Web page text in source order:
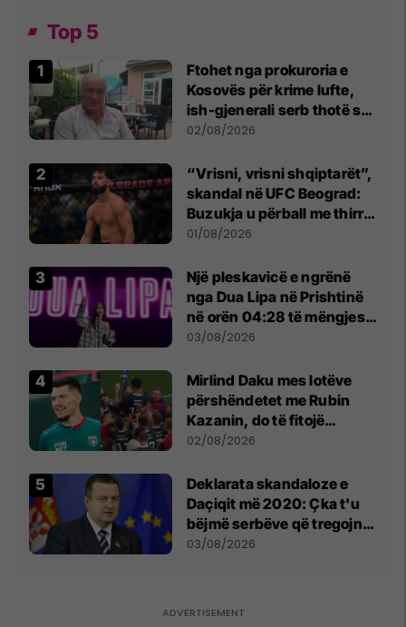
Top 5
Ftohet nga prokuroria e
Kosovës për krime lufte,
ish-gjenerali serb thotë se
dikush e tradhtoi në
02/08/2026
“Vrisni, vrisni shqiptarët”,
skandal në UFC Beograd:
Buzukja u përball me thirrje
anti-shqiptare nga
01/08/2026
Një pleskavicë e ngrënë
nga Dua Lipa në Prishtinë
në orën 04:28 të mëngjesit
- dhe bota digjitale serbe
03/08/2026
Mirlind Daku mes lotëve
përshëndetet me Rubin
Kazanin, do të fitojë
miliona te Spartak Moska
02/08/2026
​Deklarata skandaloze e
Daçiqit më 2020: Çka t'u
bëjmë serbëve që tregojnë
ku janë varrosur shqiptarët
03/08/2026